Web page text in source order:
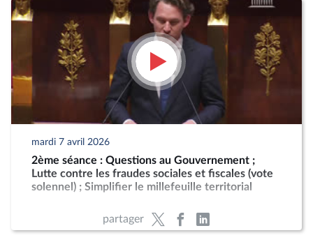
mardi 7 avril 2026
2ème séance : Questions au Gouvernement ;
Lutte contre les fraudes sociales et fiscales (vote
solennel) ; Simplifier le millefeuille territorial
partager